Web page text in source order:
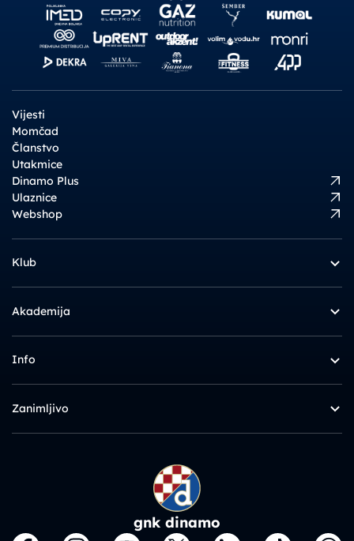
Vijesti
Momčad
Članstvo
Utakmice
Dinamo Plus
Ulaznice
Webshop
Klub
Akademija
Info
Zanimljivo
gnk dinamo